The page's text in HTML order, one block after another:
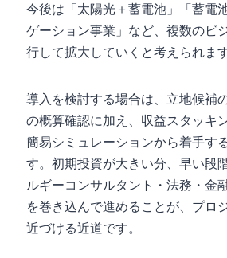
今後は「太陽光＋蓄電池」「蓄電
ゲーション事業」など、複数のビ
行して拡大していくと考えられます
導入を検討する場合は、立地候補
の概算確認に加え、収益スタッキ
簡易シミュレーションから着手す
す。初期投資が大きい分、早い段
ルギーコンサルタント・法務・金
を巻き込んで進めることが、プロ
近づける近道です。